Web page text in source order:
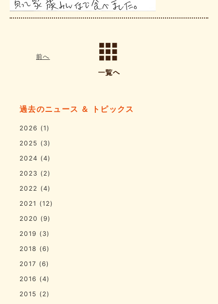
前へ
過去のニュース ＆ トピックス
2026 (1)
2025 (3)
2024 (4)
2023 (2)
2022 (4)
2021 (12)
2020 (9)
2019 (3)
2018 (6)
2017 (6)
2016 (4)
2015 (2)